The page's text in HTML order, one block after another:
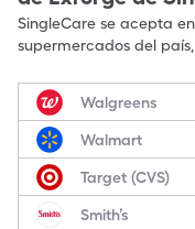
SingleCare se acepta
supermercados del
Walgreens
Walmart
Target (CVS)
Smith’s